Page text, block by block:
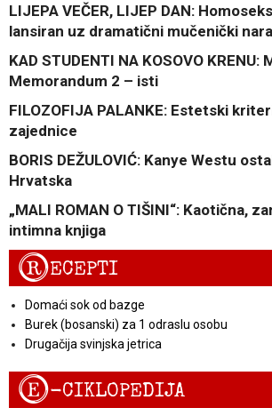
LIJEPA VEČER, LIJEP DAN:
lansiran uz dramatični mučenički
KAD STUDENTI NA KOSOVO
Memorandum 2 – isti
FILOZOFIJA PALANKE: Estetski
zajednice
BORIS DEŽULOVIĆ: Kanye Westu
Hrvatska
„MALI ROMAN O TIŠINI“: Kaotična,
intimna knjiga
RECEPTI
Domaći sok od bazge
Burek (bosanski) za 1 odraslu osobu
Drugačija svinjska jetrica
E-CIKLOPEDIJA